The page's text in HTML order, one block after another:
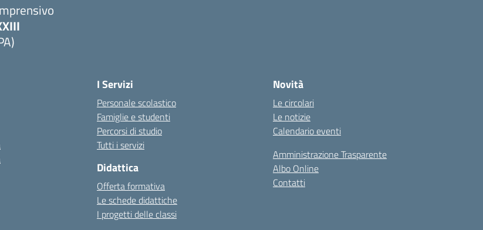
I Servizi
Personale scolastico
Famiglie e studenti
Percorsi di studio
Tutti i servizi
Didattica
Offerta formativa
Le schede didattiche
I progetti delle classi
Novità
Le circolari
Le notizie
Calendario eventi
Amministrazione Trasparente
Albo Online
Contatti